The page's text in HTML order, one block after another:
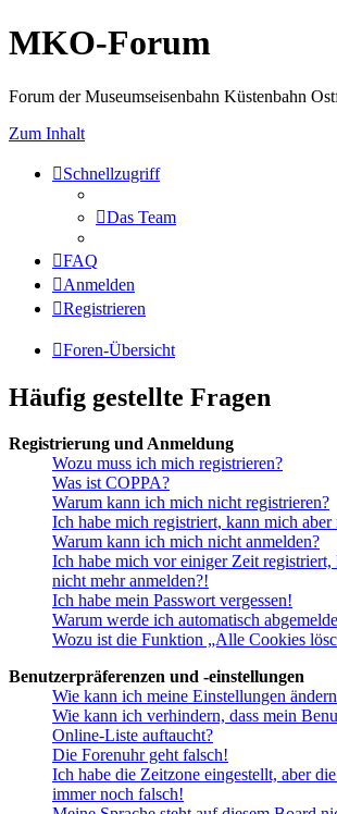
MKO-Forum
Forum der Museumseisenbahn Küstenbahn
Zum Inhalt
Schnellzugriff
Das Team
FAQ
Anmelden
Registrieren
Foren-Übersicht
Häufig gestellte Fragen
Registrierung und Anmeldung
Wozu muss ich mich registrieren?
Was ist COPPA?
Warum kann ich mich nicht registrieren?
Ich habe mich registriert, kann mich aber
Warum kann ich mich nicht anmelden?
Ich habe mich vor einiger Zeit registriert,
nicht mehr anmelden?!
Ich habe mein Passwort vergessen!
Warum werde ich automatisch
Wozu ist die Funktion „Alle Cookies
Benutzerpräferenzen und -einstellungen
Wie kann ich meine Einstellungen
Wie kann ich verhindern, dass mein
Online-Liste auftaucht?
Die Forenuhr geht falsch!
Ich habe die Zeitzone eingestellt, aber
immer noch falsch!